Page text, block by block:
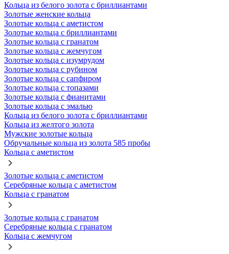
Кольца из белого золота с бриллиантами
Золотые женские кольца
Золотые кольца с аметистом
Золотые кольца с бриллиантами
Золотые кольца с гранатом
Золотые кольца с жемчугом
Золотые кольца с изумрудом
Золотые кольца с рубином
Золотые кольца с сапфиром
Золотые кольца с топазами
Золотые кольца с фианитами
Золотые кольца с эмалью
Кольца из белого золота с бриллиантами
Кольца из желтого золота
Мужские золотые кольца
Обручальные кольца из золота 585 пробы
Кольца с аметистом
Золотые кольца с аметистом
Серебряные кольца с аметистом
Кольца с гранатом
Золотые кольца с гранатом
Серебряные кольца с гранатом
Кольца с жемчугом